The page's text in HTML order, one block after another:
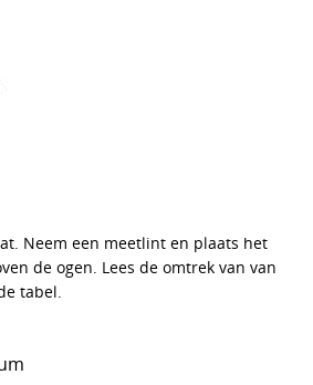
& Defense Prepping
shop belgie
Jachtkledij
bescherming Afrika reizen
tegen slangen
Neem een meetlint en plaats het
de ogen. Lees de omtrek van van
tabel.